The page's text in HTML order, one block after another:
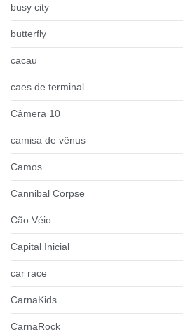
busy city
butterfly
cacau
caes de terminal
Câmera 10
camisa de vênus
Camos
Cannibal Corpse
Cão Véio
Capital Inicial
car race
CarnaKids
CarnaRock